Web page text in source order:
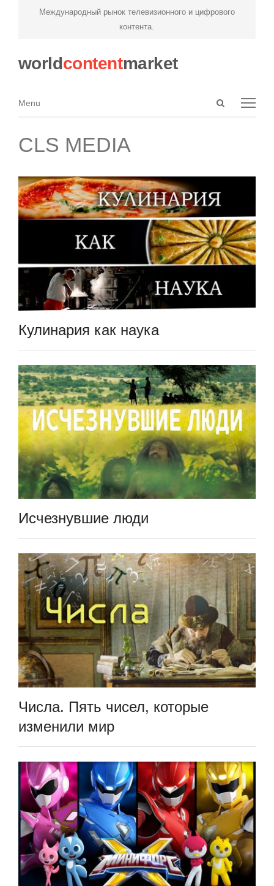
Международный рынок телевизионного и цифрового
контента.
worldcontentmarket
Open
Menu
Menu
CLS MEDIA
Кулинария как наука
Исчезнувшие люди
Числа. Пять чисел, которые
изменили мир